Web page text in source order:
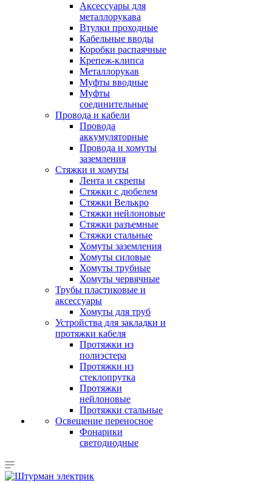
Аксессуары для
металлорукава
Втулки проходные
Кабельные вводы
Коробки распаячные
Крепеж-клипса
Металлорукав
Муфты вводные
Муфты
соединительные
Провода и кабели
Провода
аккумуляторные
Провода и хомуты
заземления
Стяжки и хомуты
Лента и скрепы
Стяжки c дюбелем
Стяжки Велькро
Стяжки нейлоновые
Стяжки разъемные
Стяжки стальные
Хомуты заземления
Хомуты силовые
Хомуты трубные
Хомуты червячные
Трубы пластиковые и
аксессуары
Хомуты для труб
Устройства для закладки и
протяжки кабеля
Протяжки из
полиэстера
Протяжки из
стеклопрутка
Протяжки
нейлоновые
Протяжки стальные
Освещение переносное
Фонарики
светодиодные